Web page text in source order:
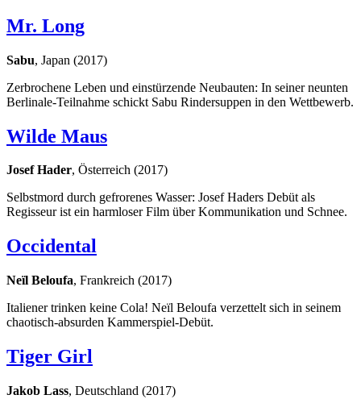
Mr. Long
Sabu, Japan (2017)
Zerbrochene Leben und einstürzende Neubauten: In seiner neunten
Berlinale-Teilnahme schickt Sabu Rindersuppen in den Wettbewerb.
Wilde Maus
Josef Hader, Österreich (2017)
Selbstmord durch gefrorenes Wasser: Josef Haders Debüt als
Regisseur ist ein harmloser Film über Kommunikation und Schnee.
Occidental
Neïl Beloufa, Frankreich (2017)
Italiener trinken keine Cola! Neïl Beloufa verzettelt sich in seinem
chaotisch-absurden Kammerspiel-Debüt.
Tiger Girl
Jakob Lass, Deutschland (2017)